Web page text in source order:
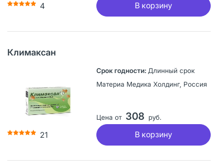
4 В корзину
Климаксан
21
Длинный срок
Материа Медика Холдинг, Россия
Цена от 308 руб.
В корзину